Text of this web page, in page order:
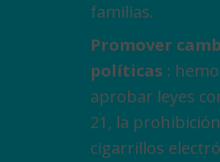
familias.
Promover
políticas :
aprobar leyes
21, la
cigarrillos